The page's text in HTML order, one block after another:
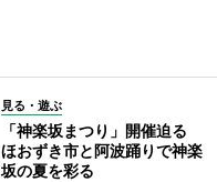
見る・遊ぶ
「神楽坂まつり」開催迫る
ほおずき市と阿波踊りで神楽
坂の夏を彩る